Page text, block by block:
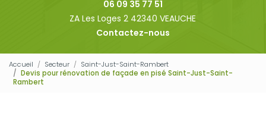
06 09 35 77 51
ZA Les Loges 2 42340 VEAUCHE
Contactez-nous
Accueil Secteur
Saint-Just-Saint-Rambert
Devis pour rénovation de façade en pisé Saint-Just-Saint-
Rambert